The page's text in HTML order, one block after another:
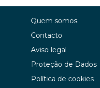
Quem somos
Contacto
Aviso legal
Proteção de Dados
Política de cookies